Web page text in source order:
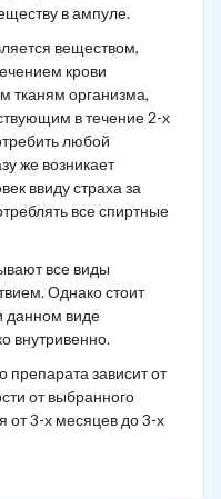
в ампуле.
веществом,
крови
тканям организма,
в течение 2-х
любой
же возникает
ввиду страха за
все спиртные
все виды
Однако стоит
данном виде
внутривенно.
препарата зависит от
от выбранного
от 3-х месяцев до 3-х